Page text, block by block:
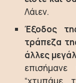
Λάιεν.
Έξοδος
τράπεζα
άλλες
“χτυπάμε